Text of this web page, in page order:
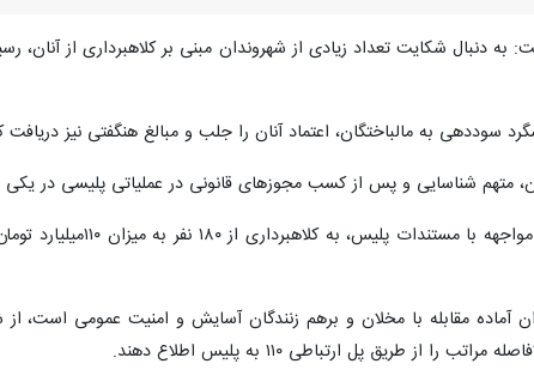
به دنبال شکایت تعداد زیادی از شهروندان مبنی بر کلاهبرداری از
به مالباختگان، اعتماد آنان را جلب و مبالغ هنگفتی نیز
متهم شناسایی و پس از کسب مجوزهای قانونی در عملیاتی پلیسی در
این مقام ارشد انتظامی یادآور شد:
آماده مقابله با مخلان و برهم زنندگان آسایش و امنیت عمومی
پل ارتباطی ۱۱۰ به پلیس اطلاع دهند.